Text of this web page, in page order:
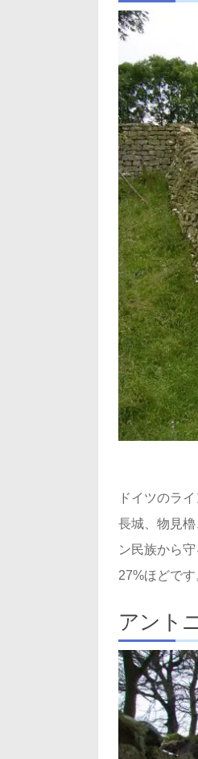
ドイツのラ
長城、物見
ン民族から
27%ほどです
アント